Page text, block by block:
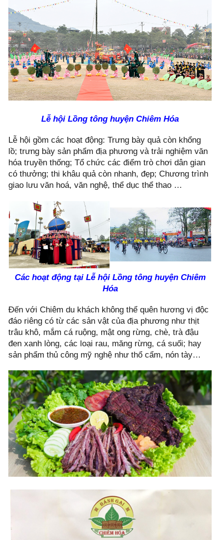
Lễ hội Lồng tông huyện Chiêm Hóa
Lễ hội gồm các hoạt động: Trưng bày quả còn khổng
lồ; trưng bày sản phẩm địa phương và trải nghiệm văn
hóa truyền thống; Tổ chức các điểm trò chơi dân gian
có thưởng; thi khâu quả còn nhanh, đẹp; Chương trình
giao lưu văn hoá, văn nghệ, thể dục thể thao …
Các hoạt động tại Lễ hội Lồng tông huyện Chiêm
Hóa
Đến với Chiêm du khách không thể quên hương vị độc
đáo riêng có từ các sản vật của địa phương như thịt
trâu khô, mắm cá ruộng, mật ong rừng, chè, trà đậu
đen xanh lòng, các loại rau, măng rừng, cá suối; hay
sản phẩm thủ công mỹ nghệ như thổ cẩm, nón tày…